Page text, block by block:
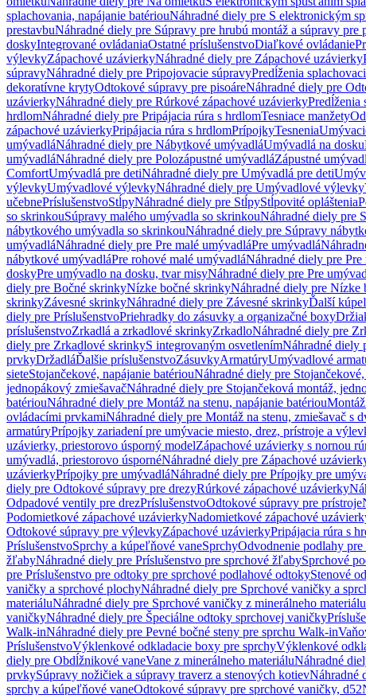
splachovania, napájanie batériouNáhradné diely pre S elektronickým
prestavbuNáhradné diely pre Súpravy pre hrubú montáž a súpravy pre
doskyIntegrované ovládaniaOstatné príslušenstvoDiaľkové ovládanie
výlevkyZápachové uzávierkyNáhradné diely pre Zápachové uzávierky
súpravyNáhradné diely pre Pripojovacie súpravyPredĺženia
dekoratívne krytyOdtokové súpravy pre pisoáreNáhradné diely pre
uzávierkyNáhradné diely pre Rúrkové zápachové uzávierkyPredĺženia
hrdlomNáhradné diely pre Pripájacia rúra s hrdlomTesniace manžety
zápachové uzávierkyPripájacia rúra s hrdlomPrípojkyTesnenia
umývadláNáhradné diely pre Nábytkové umývadláUmývadlá na dosku
umývadláNáhradné diely pre Polozápustné umývadláZápustné
ComfortUmývadlá pre detiNáhradné diely pre Umývadlá pre deti
výlevkyUmývadlové výlevkyNáhradné diely pre Umývadlové výlevky
učebnePríslušenstvoStĺpyNáhradné diely pre StĺpyStĺpovité opláštenia
so skrinkouSúpravy malého umývadla so skrinkouNáhradné diely pre
nábytkového umývadla so skrinkouNáhradné diely pre Súpravy
umývadláNáhradné diely pre Pre malé umývadláPre umývadlá
nábytkové umývadláPre rohové malé umývadláNáhradné diely pre
doskyPre umývadlo na dosku, tvar misyNáhradné diely pre Pre
diely pre Bočné skrinkyNízke bočné skrinkyNáhradné diely pre Nízke
skrinkyZávesné skrinkyNáhradné diely pre Závesné skrinkyĎalší
diely pre PríslušenstvoPriehradky do zásuvky a organizačné boxy
príslušenstvoZrkadlá a zrkadlové skrinkyZrkadloNáhradné diely pre
diely pre Zrkadlové skrinkyS integrovaným osvetlenímNáhradné diely
prvkyDržadláĎalšie príslušenstvoZásuvkyArmatúryUmývadlové
sieteStojančekové, napájanie batériouNáhradné diely pre
jednopákový zmiešavačNáhradné diely pre Stojančeková montáž,
batériouNáhradné diely pre Montáž na stenu, napájanie batériou
ovládacími prvkamiNáhradné diely pre Montáž na stenu, zmiešavač s
armatúryPrípojky zariadení pre umývacie miesto, drez, prístroje a
uzávierky, priestorovo úsporný modelZápachové uzávierky s nornou
umývadlá, priestorovo úspornéNáhradné diely pre Zápachové
uzávierkyPrípojky pre umývadláNáhradné diely pre Prípojky pre
diely pre Odtokové súpravy pre drezyRúrkové zápachové uzávierky
Odpadové ventily pre drezPríslušenstvoOdtokové súpravy pre prístroje
Podomietkové zápachové uzávierkyNadomietkové zápachové
Odtokové súpravy pre výlevkyZápachové uzávierkyPripájacia rúra s
PríslušenstvoSprchy a kúpeľňové vaneSprchyOdvodnenie podlahy pre
žľabyNáhradné diely pre Príslušenstvo pre sprchové žľabySprchové
pre Príslušenstvo pre odtoky pre sprchové podlahové odtokyStenové
vaničky a sprchové plochyNáhradné diely pre Sprchové vaničky a
materiáluNáhradné diely pre Sprchové vaničky z minerálneho materiálu
vaničkyNáhradné diely pre Špeciálne odtoky sprchovej vaničky
Walk-inNáhradné diely pre Pevné bočné steny pre sprchu Walk-in
PríslušenstvoVýklenkové odkladacie boxy pre sprchyVýklenkové
diely pre Obdĺžnikové vaneVane z minerálneho materiáluNáhradné
prvkySúpravy nožičiek a súpravy traverz a stenových kotievNáhradné
sprchy a kúpeľňové vaneOdtokové súpravy pre sprchové vaničky, d52